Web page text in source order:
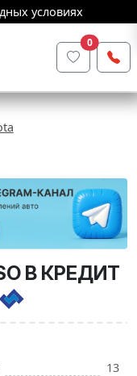
условиях
0
В КРЕДИТ
13